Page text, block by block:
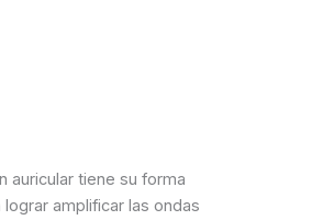
auricular tiene su forma
amplificar las ondas